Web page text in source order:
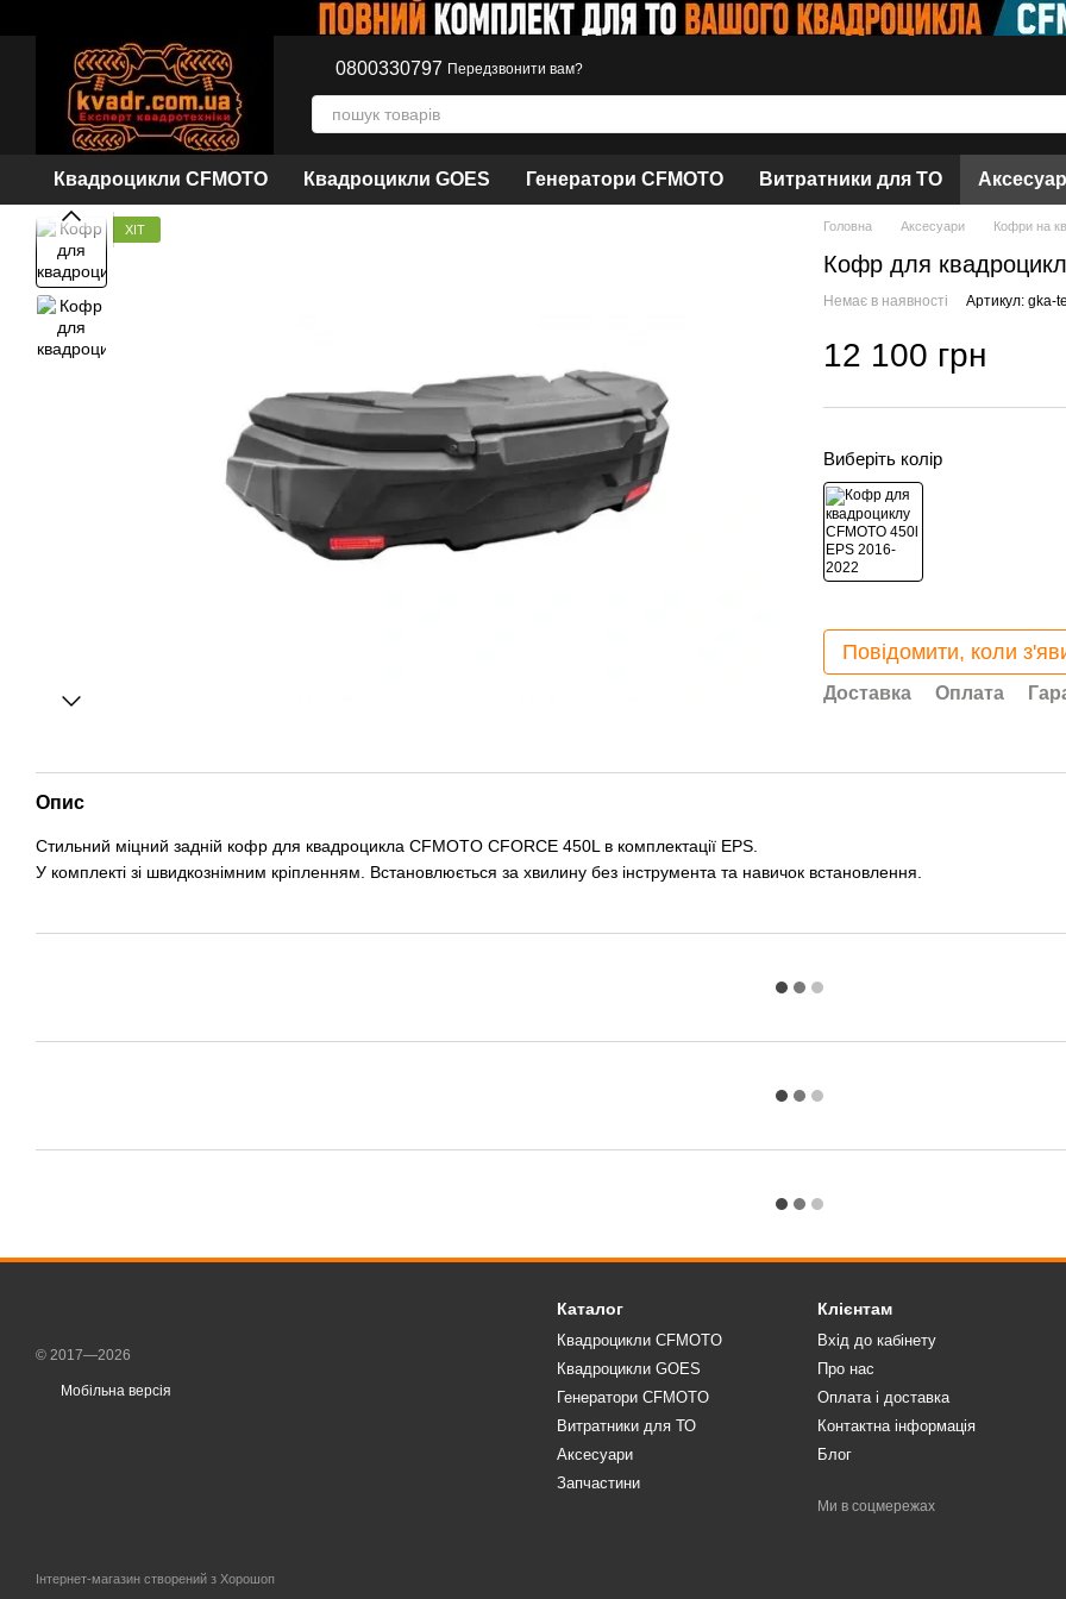
0800330797 Передзвонити вам?
Квадроцикли CFMOTO Квадроцикли GOES Генератори CFMOTO Витратники для ТО
ХІТ Головна Аксесуари Кофри на
Кофр для
Немає в наявності Артикул: gka-
12 100 грн
Виберіть колір
Повідомити, коли
Доставка Оплата
Опис
Стильний міцний задній кофр для квадроцикла CFMOTO CFORCE 450L в комплектації EPS.
У комплекті зі швидкознімним кріпленням. Встановлюється за хвилину без інструмента та навичок встановлення.
© 2017—2026
Мобільна версія
Інтернет-магазин створений з Хорошоп
Каталог
Квадроцикли CFMOTO
Квадроцикли GOES
Генератори CFMOTO
Витратники для ТО
Аксесуари
Запчастини
Клієнтам
Вхід до кабінету
Про нас
Оплата і доставка
Контактна інформація
Блог
Ми в соцмережах